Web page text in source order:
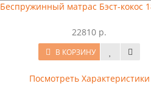
Беспружинный матрас Бэст-кокос
22810 р.
В КОРЗИНУ
Посмотреть Характеристики